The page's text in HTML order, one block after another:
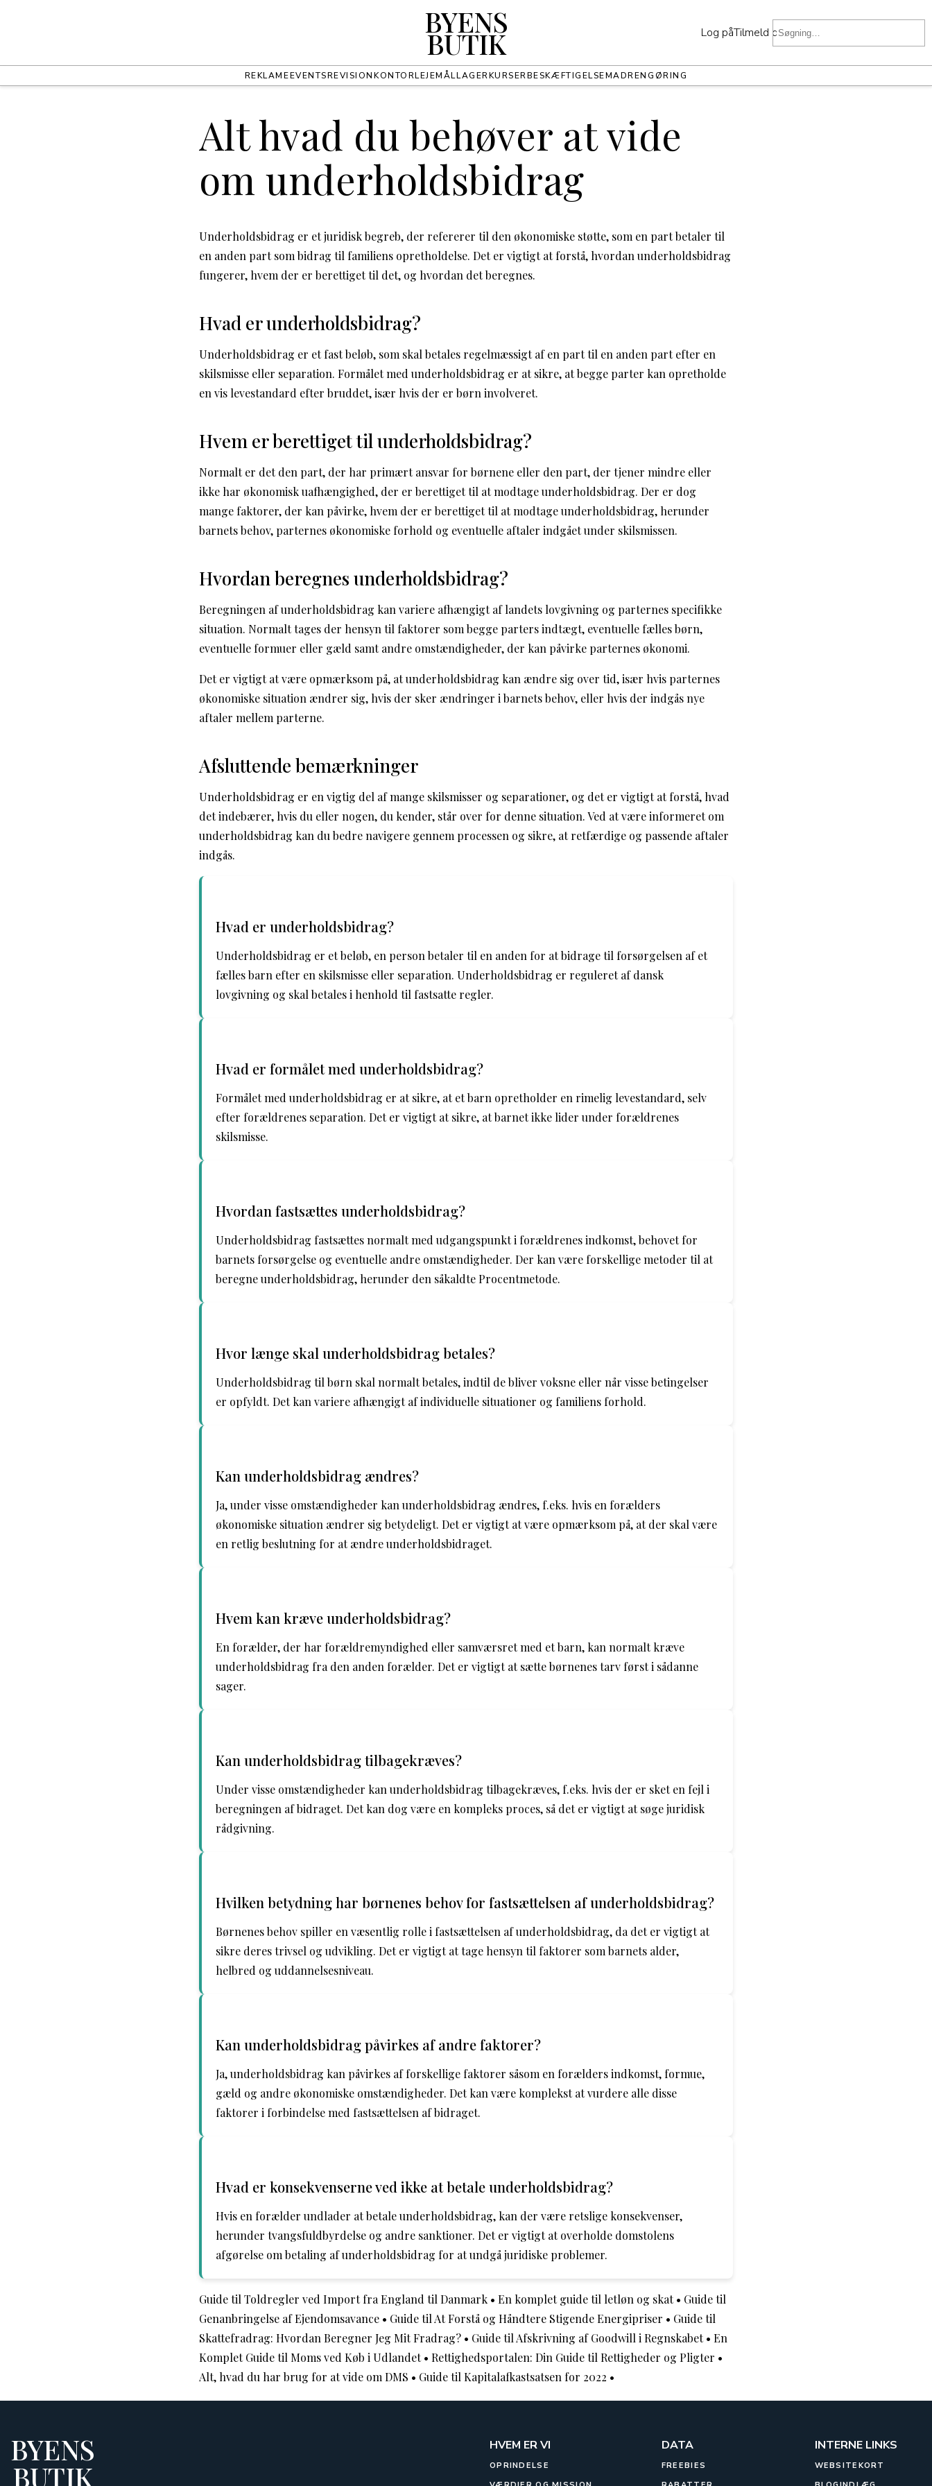
BYENS
BUTIK Log påTilmeld dig
REKLAMEEVENTSREVISIONKONTORLEJEMÅLLAGERKURSERBESKÆFTIGELSEMADRENGØRING
Alt hvad du behøver at vide
om underholdsbidrag
Underholdsbidrag er et juridisk begreb, der refererer til den økonomiske støtte, som en part betaler til
en anden part som bidrag til familiens opretholdelse. Det er vigtigt at forstå, hvordan underholdsbidrag
fungerer, hvem der er berettiget til det, og hvordan det beregnes.
Hvad er underholdsbidrag?
Underholdsbidrag er et fast beløb, som skal betales regelmæssigt af en part til en anden part efter en
skilsmisse eller separation. Formålet med underholdsbidrag er at sikre, at begge parter kan opretholde
en vis levestandard efter bruddet, især hvis der er børn involveret.
Hvem er berettiget til underholdsbidrag?
Normalt er det den part, der har primært ansvar for børnene eller den part, der tjener mindre eller
ikke har økonomisk uafhængighed, der er berettiget til at modtage underholdsbidrag. Der er dog
mange faktorer, der kan påvirke, hvem der er berettiget til at modtage underholdsbidrag, herunder
barnets behov, parternes økonomiske forhold og eventuelle aftaler indgået under skilsmissen.
Hvordan beregnes underholdsbidrag?
Beregningen af underholdsbidrag kan variere afhængigt af landets lovgivning og parternes specifikke
situation. Normalt tages der hensyn til faktorer som begge parters indtægt, eventuelle fælles børn,
eventuelle formuer eller gæld samt andre omstændigheder, der kan påvirke parternes økonomi.
Det er vigtigt at være opmærksom på, at underholdsbidrag kan ændre sig over tid, især hvis parternes
økonomiske situation ændrer sig, hvis der sker ændringer i barnets behov, eller hvis der indgås nye
aftaler mellem parterne.
Afsluttende bemærkninger
Underholdsbidrag er en vigtig del af mange skilsmisser og separationer, og det er vigtigt at forstå, hvad
det indebærer, hvis du eller nogen, du kender, står over for denne situation. Ved at være informeret om
underholdsbidrag kan du bedre navigere gennem processen og sikre, at retfærdige og passende aftaler
indgås.
Hvad er underholdsbidrag?
Underholdsbidrag er et beløb, en person betaler til en anden for at bidrage til forsørgelsen af et
fælles barn efter en skilsmisse eller separation. Underholdsbidrag er reguleret af dansk
lovgivning og skal betales i henhold til fastsatte regler.
Hvad er formålet med underholdsbidrag?
Formålet med underholdsbidrag er at sikre, at et barn opretholder en rimelig levestandard, selv
efter forældrenes separation. Det er vigtigt at sikre, at barnet ikke lider under forældrenes
skilsmisse.
Hvordan fastsættes underholdsbidrag?
Underholdsbidrag fastsættes normalt med udgangspunkt i forældrenes indkomst, behovet for
barnets forsørgelse og eventuelle andre omstændigheder. Der kan være forskellige metoder til at
beregne underholdsbidrag, herunder den såkaldte Procentmetode.
Hvor længe skal underholdsbidrag betales?
Underholdsbidrag til børn skal normalt betales, indtil de bliver voksne eller når visse betingelser
er opfyldt. Det kan variere afhængigt af individuelle situationer og familiens forhold.
Kan underholdsbidrag ændres?
Ja, under visse omstændigheder kan underholdsbidrag ændres, f.eks. hvis en forælders
økonomiske situation ændrer sig betydeligt. Det er vigtigt at være opmærksom på, at der skal være
en retlig beslutning for at ændre underholdsbidraget.
Hvem kan kræve underholdsbidrag?
En forælder, der har forældremyndighed eller samværsret med et barn, kan normalt kræve
underholdsbidrag fra den anden forælder. Det er vigtigt at sætte børnenes tarv først i sådanne
sager.
Kan underholdsbidrag tilbagekræves?
Under visse omstændigheder kan underholdsbidrag tilbagekræves, f.eks. hvis der er sket en fejl i
beregningen af bidraget. Det kan dog være en kompleks proces, så det er vigtigt at søge juridisk
rådgivning.
Hvilken betydning har børnenes behov for fastsættelsen af underholdsbidrag?
Børnenes behov spiller en væsentlig rolle i fastsættelsen af underholdsbidrag, da det er vigtigt at
sikre deres trivsel og udvikling. Det er vigtigt at tage hensyn til faktorer som barnets alder,
helbred og uddannelsesniveau.
Kan underholdsbidrag påvirkes af andre faktorer?
Ja, underholdsbidrag kan påvirkes af forskellige faktorer såsom en forælders indkomst, formue,
gæld og andre økonomiske omstændigheder. Det kan være komplekst at vurdere alle disse
faktorer i forbindelse med fastsættelsen af bidraget.
Hvad er konsekvenserne ved ikke at betale underholdsbidrag?
Hvis en forælder undlader at betale underholdsbidrag, kan der være retslige konsekvenser,
herunder tvangsfuldbyrdelse og andre sanktioner. Det er vigtigt at overholde domstolens
afgørelse om betaling af underholdsbidrag for at undgå juridiske problemer.
Guide til Toldregler ved Import fra England til Danmark • En komplet guide til letløn og skat• Guide til
Genanbringelse af Ejendomsavance • Guide til At Forstå og Håndtere Stigende Energipriser • Guide til
Skattefradrag: Hvordan Beregner Jeg Mit Fradrag? • Guide til Afskrivning af Goodwill i Regnskabet• En
Komplet Guide til Moms ved Køb i Udlandet• Rettighedsportalen: Din Guide til Rettigheder og Pligter •
Alt, hvad du har brug for at vide om DMS • Guide til Kapitalafkastsatsen for 2022 •
BYENS
BUTIK
HVEM ER VI
OPRINDELSE
DATA
FREEBIES
INTERNE LINKS
WEBSITEKORT